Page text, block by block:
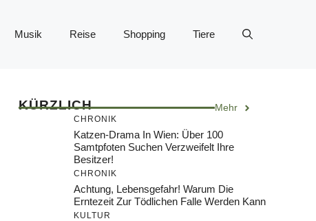
Musik Reise Shopping Tiere
KÜRZLICH Mehr
CHRONIK
Katzen-Drama In Wien: Über 100
Samtpfoten Suchen Verzweifelt Ihre
Besitzer!
CHRONIK
Achtung, Lebensgefahr! Warum Die
Erntezeit Zur Tödlichen Falle Werden Kann
KULTUR